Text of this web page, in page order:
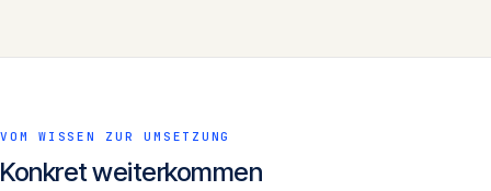
VOM WISSEN ZUR UMSETZUNG
Konkret weiterkommen